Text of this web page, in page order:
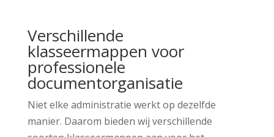
Verschillende
klasseermappen voor
professionele
documentorganisatie
Niet elke administratie werkt op dezelfde
manier. Daarom bieden wij verschillende